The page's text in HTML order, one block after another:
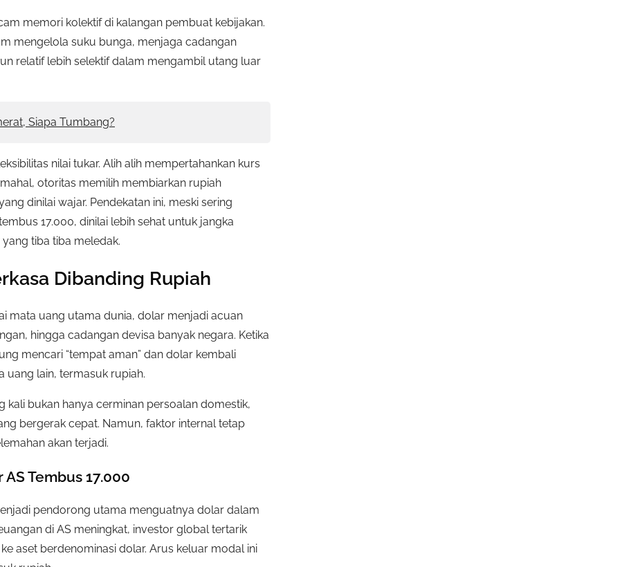
memori kolektif di kalangan pembuat kebijakan.
mengelola suku bunga, menjaga cadangan
relatif lebih selektif dalam mengambil utang luar
Siapa Tumbang?
nilai tukar. Alih alih mempertahankan kurs
otoritas memilih membiarkan rupiah
dinilai wajar. Pendekatan ini, meski sering
17.000, dinilai lebih sehat untuk jangka
tiba tiba meledak.
Dibanding Rupiah
mata uang utama dunia, dolar menjadi acuan
hingga cadangan devisa banyak negara. Ketika
mencari “tempat aman” dan dolar kembali
lain, termasuk rupiah.
kali bukan hanya cerminan persoalan domestik,
bergerak cepat. Namun, faktor internal tetap
akan terjadi.
Tembus 17.000
pendorong utama menguatnya dolar dalam
di AS meningkat, investor global tertarik
aset berdenominasi dolar. Arus keluar modal ini